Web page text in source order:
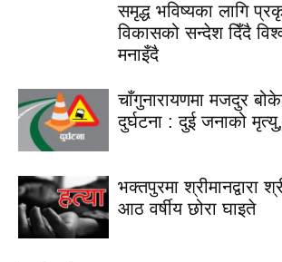
समृद्ध भविष्यका लागि
विकासको सन्देश दिँदै
मनाइँदै
चाँगुनारायणमा मजदुर
दुर्घटना : दुई जनाको
भक्तपुरमा श्रीमानद्वारा
आठ वर्षीय छोरा घाइते